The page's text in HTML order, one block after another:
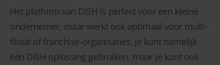
Het platform van DISH is perfect voor een kleine
ondernemer, maar werkt ook optimaal voor multi-
filiaal of franchise-organisaties. Je kunt namelijk
één DISH oplossing gebruiken, maar je kunt ook